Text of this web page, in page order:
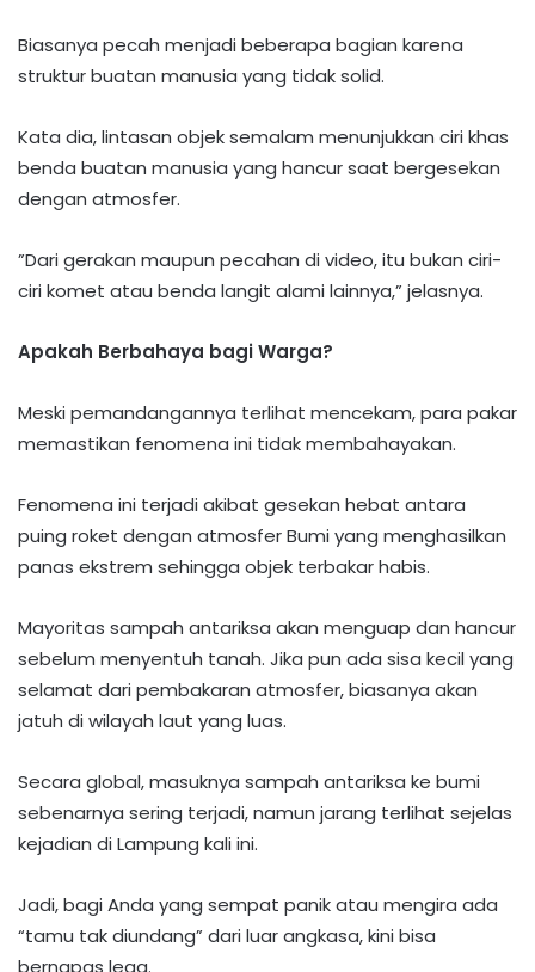
Biasanya pecah menjadi beberapa bagian karena
struktur buatan manusia yang tidak solid.
Kata dia, lintasan objek semalam menunjukkan ciri khas
benda buatan manusia yang hancur saat bergesekan
dengan atmosfer.
​”Dari gerakan maupun pecahan di video, itu bukan ciri-
ciri komet atau benda langit alami lainnya,” jelasnya.
Apakah Berbahaya bagi Warga?
Meski pemandangannya terlihat mencekam, para pakar
memastikan fenomena ini tidak membahayakan.
Fenomena ini terjadi akibat gesekan hebat antara
puing roket dengan atmosfer Bumi yang menghasilkan
panas ekstrem sehingga objek terbakar habis.
Mayoritas sampah antariksa akan menguap dan hancur
sebelum menyentuh tanah. Jika pun ada sisa kecil yang
selamat dari pembakaran atmosfer, biasanya akan
jatuh di wilayah laut yang luas.
Secara global, masuknya sampah antariksa ke bumi
sebenarnya sering terjadi, namun jarang terlihat sejelas
kejadian di Lampung kali ini.
Jadi, bagi Anda yang sempat panik atau mengira ada
“tamu tak diundang” dari luar angkasa, kini bisa
bernapas lega.